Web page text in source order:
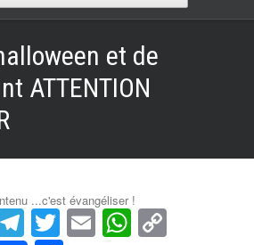
et de
ATTENTION
...c'est évangéliser !
Telegram
Twitter
Email